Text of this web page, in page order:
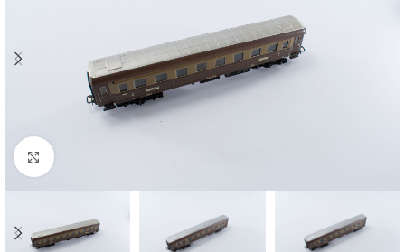
Click to enlarge